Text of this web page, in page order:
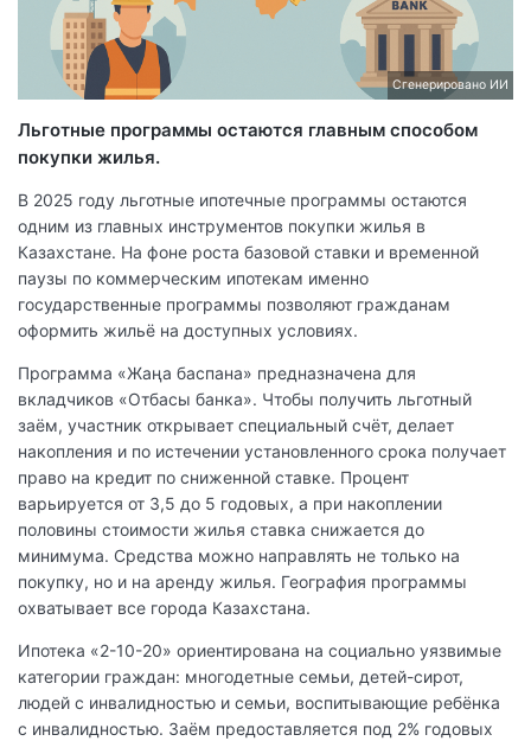
Сгенерировано ИИ
Льготные программы остаются главным способом
покупки жилья.
В 2025 году льготные ипотечные программы остаются
одним из главных инструментов покупки жилья в
Казахстане. На фоне роста базовой ставки и временной
паузы по коммерческим ипотекам именно
государственные программы позволяют гражданам
оформить жильё на доступных условиях.
Программа «Жаңа баспана» предназначена для
вкладчиков «Отбасы банка». Чтобы получить льготный
заём, участник открывает специальный счёт, делает
накопления и по истечении установленного срока получает
право на кредит по сниженной ставке. Процент
варьируется от 3,5 до 5 годовых, а при накоплении
половины стоимости жилья ставка снижается до
минимума. Средства можно направлять не только на
покупку, но и на аренду жилья. География программы
охватывает все города Казахстана.
Ипотека «2-10-20» ориентирована на социально уязвимые
категории граждан: многодетные семьи, детей-сирот,
людей с инвалидностью и семьи, воспитывающие ребёнка
с инвалидностью. Заём предоставляется под 2% годовых